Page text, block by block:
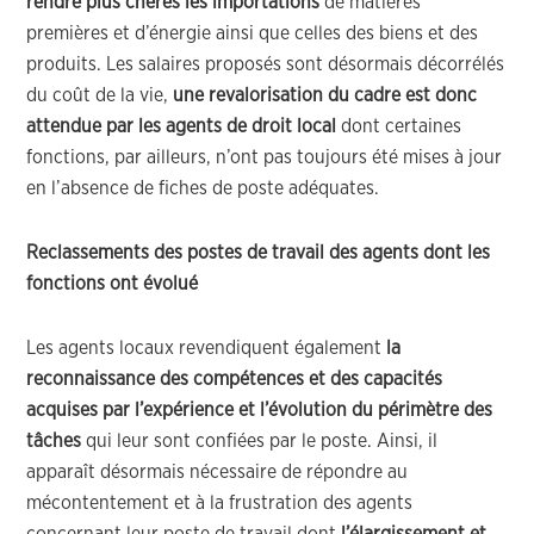
premières et d’énergie ainsi que celles des biens et des
produits. Les salaires proposés sont désormais décorrélés
du coût de la vie, une revalorisation du cadre est donc
attendue par les agents de droit local dont certaines
fonctions, par ailleurs, n’ont pas toujours été mises à jour
en l’absence de fiches de poste adéquates.
Reclassements des postes de travail des agents dont les
fonctions ont évolué
Les agents locaux revendiquent également la
reconnaissance des compétences et des capacités
acquises par l’expérience et l’évolution du périmètre des
tâches qui leur sont confiées par le poste. Ainsi, il
apparaît désormais nécessaire de répondre au
mécontentement et à la frustration des agents